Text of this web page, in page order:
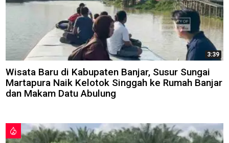
3:39
Wisata Baru di Kabupaten Banjar, Susur Sungai
Martapura Naik Kelotok Singgah ke Rumah Banjar
dan Makam Datu Abulung